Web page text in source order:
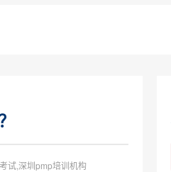
试,深圳pmp培训机构